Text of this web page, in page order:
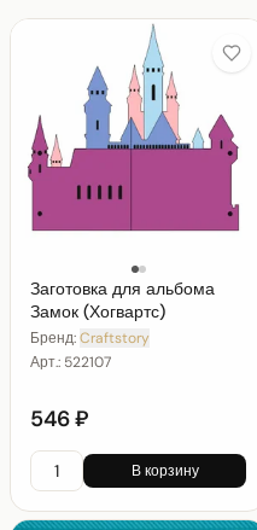
Заготовка для альбома
Замок (Хогвартс)
Бренд:Craftstory
Арт.: 522107
546 ₽
В корзину